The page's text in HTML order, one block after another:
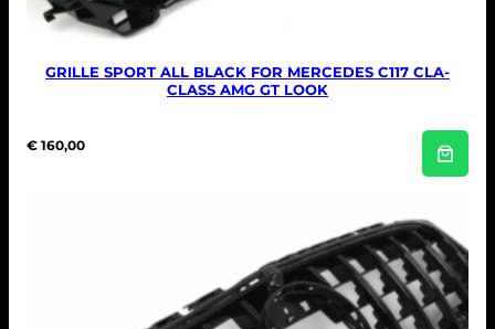
GRILLE SPORT ALL BLACK FOR MERCEDES C117 CLA-
CLASS AMG GT LOOK
€ 160,00